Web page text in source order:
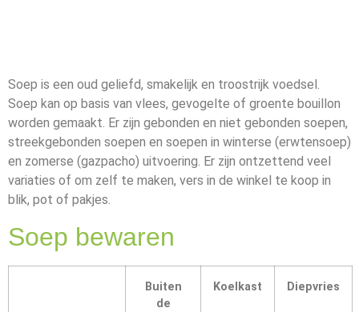
Soep is een oud geliefd, smakelijk en troostrijk voedsel.
Soep kan op basis van vlees, gevogelte of groente bouillon
worden gemaakt. Er zijn gebonden en niet gebonden soepen,
streekgebonden soepen en soepen in winterse (erwtensoep)
en zomerse (gazpacho) uitvoering. Er zijn ontzettend veel
variaties of om zelf te maken, vers in de winkel te koop in
blik, pot of pakjes.
Soep bewaren
Buiten
de
Koelkast Diepvries